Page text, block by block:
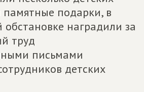
памятные подарки, в
обстановке наградили за
труд
письмами
детских